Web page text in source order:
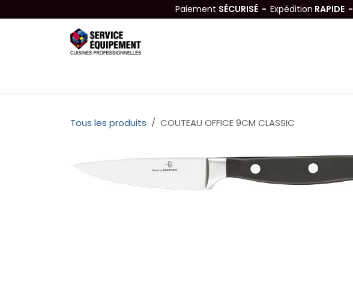
Paiement SÉCURISÉ - Expédition RAPIDE -
Tous les produits COUTEAU OFFICE 9CM CLASSIC